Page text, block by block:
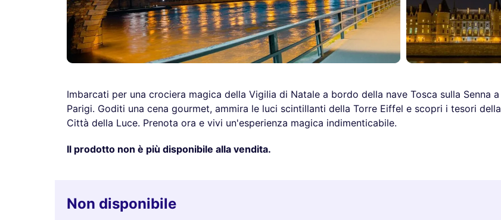
Imbarcati per una crociera magica della Vigilia di Natale a bordo della nave Tosca sulla Senna a
Parigi. Goditi una cena gourmet, ammira le luci scintillanti della Torre Eiffel e scopri i tesori della
Città della Luce. Prenota ora e vivi un'esperienza magica indimenticabile.
Il prodotto non è più disponibile alla vendita.
Non disponibile